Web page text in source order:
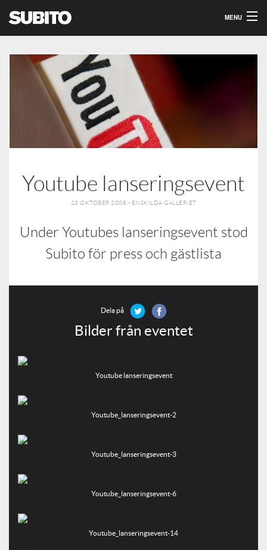
MENU
Våra events
Kontakt
Youtube lanseringsevent
23 OKTOBER 2008 - ENSKILDA GALLERIET
Under Youtubes lanseringsevent stod
Subito för press och gästlista
Dela på
Bilder från eventet
Youtube lanseringsevent
Youtube_lanseringsevent-2
Youtube_lanseringsevent-3
Youtube_lanseringsevent-6
Youtube_lanseringsevent-14